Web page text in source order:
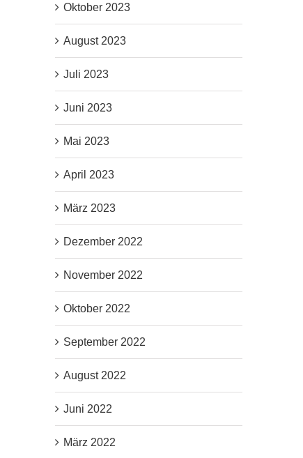
Oktober 2023
August 2023
Juli 2023
Juni 2023
Mai 2023
April 2023
März 2023
Dezember 2022
November 2022
Oktober 2022
September 2022
August 2022
Juni 2022
März 2022